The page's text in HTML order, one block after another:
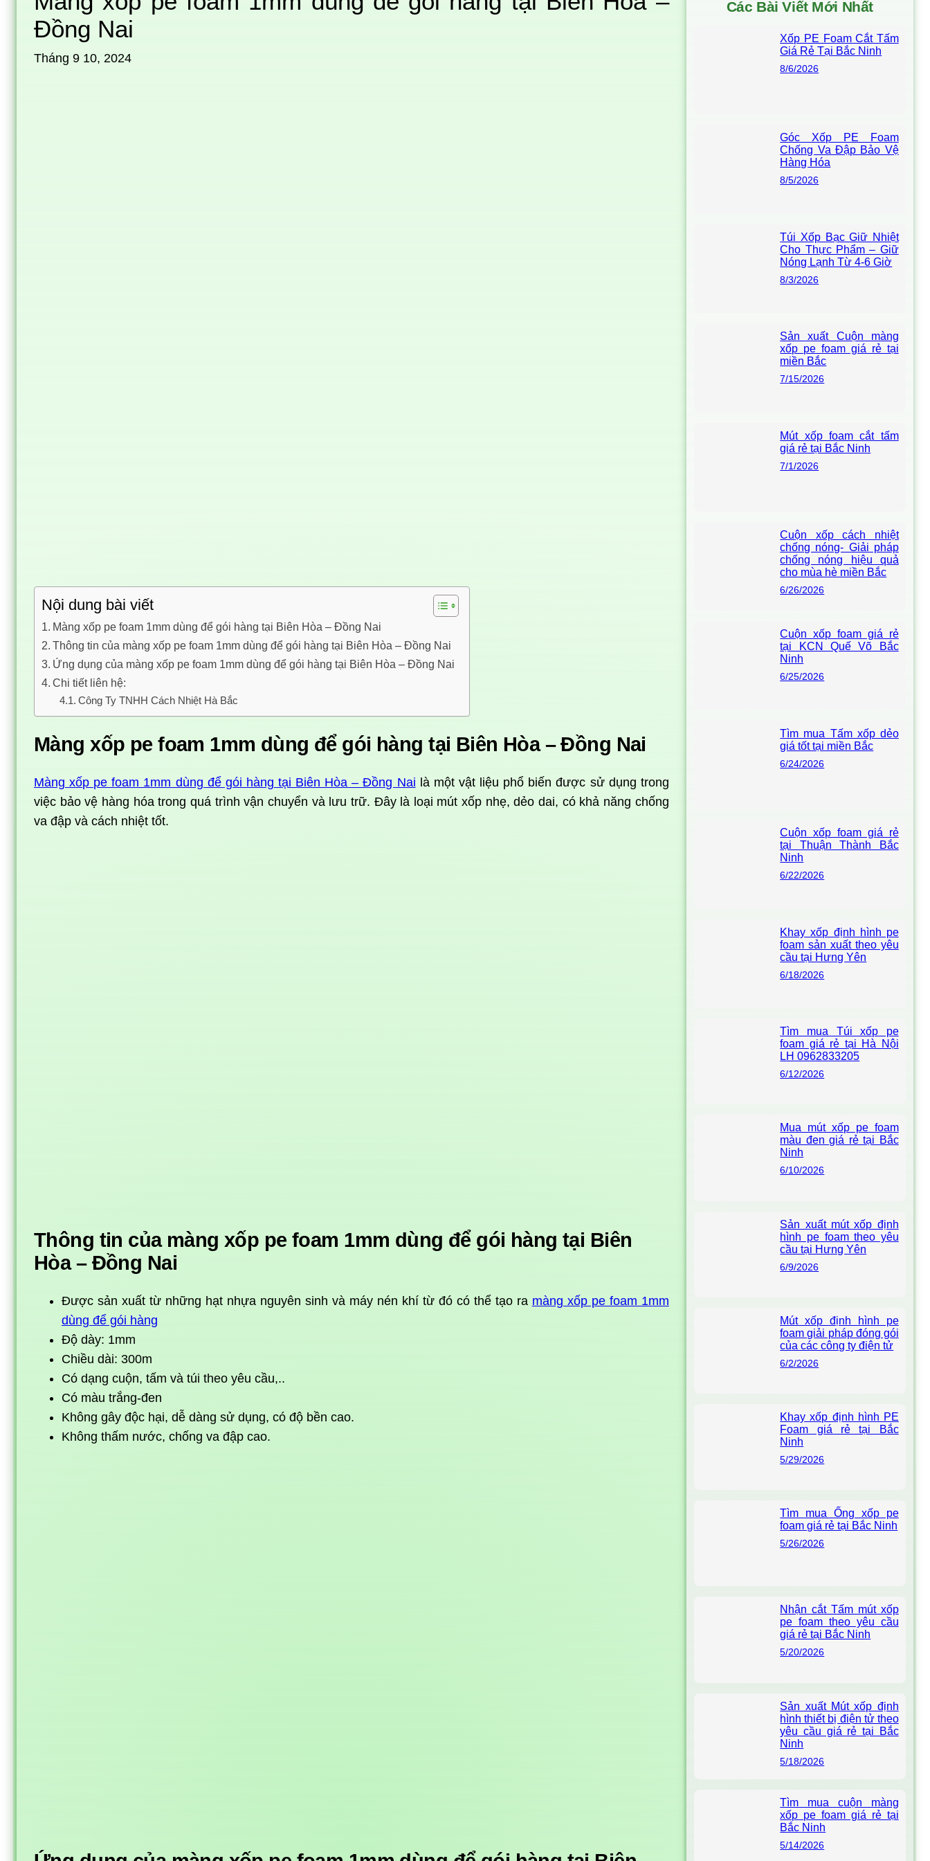
Đồng Nai
Tháng 9 10, 2024
Nội dung bài viết
Màng xốp pe foam 1mm dùng để gói hàng tại Biên Hòa – Đồng Nai
Thông tin của màng xốp pe foam 1mm dùng để gói hàng tại Biên Hòa – Đồng Nai
Ứng dụng của màng xốp pe foam 1mm dùng để gói hàng tại Biên Hòa – Đồng Nai
Chi tiết liên hệ:
Công Ty TNHH Cách Nhiệt Hà Bắc
Màng xốp pe foam 1mm dùng để gói hàng tại Biên Hòa – Đồng Nai
Màng xốp pe foam 1mm dùng để gói hàng tại Biên Hòa – Đồng Nai là một vật liệu phổ biến được sử dụng trong
việc bảo vệ hàng hóa trong quá trình vận chuyển và lưu trữ. Đây là loại mút xốp nhẹ, dẻo dai, có khả năng chống
va đập và cách nhiệt tốt.
Thông tin của màng xốp pe foam 1mm dùng để gói hàng tại Biên
Hòa – Đồng Nai
Được sản xuất từ những hạt nhựa nguyên sinh và máy nén khí từ đó có thể tạo ra màng xốp pe foam 1mm
dùng để gói hàng
Độ dày: 1mm
Chiều dài: 300m
Có dạng cuộn, tấm và túi theo yêu cầu,..
Có màu trắng-đen
Không gây độc hại, dễ dàng sử dụng, có độ bền cao.
Không thấm nước, chống va đập cao.
Các Bài Viết Mới Nhất
Xốp PE Foam Cắt Tấm
Giá Rẻ Tại Bắc Ninh
8/6/2026
Góc Xốp PE Foam
Chống Va Đập Bảo Vệ
Hàng Hóa
8/5/2026
Túi Xốp Bạc Giữ Nhiệt
Cho Thực Phẩm – Giữ
Nóng Lạnh Từ 4-6 Giờ
8/3/2026
Sản xuất Cuộn màng
xốp pe foam giá rẻ tại
miền Bắc
7/15/2026
Mút xốp foam cắt tấm
giá rẻ tại Bắc Ninh
7/1/2026
Cuộn xốp cách nhiệt
chống nóng- Giải pháp
chống nóng hiệu quả
cho mùa hè miền Bắc
6/26/2026
Cuộn xốp foam giá rẻ
tại KCN Quế Võ Bắc
Ninh
6/25/2026
Tìm mua Tấm xốp dẻo
giá tốt tại miền Bắc
6/24/2026
Cuộn xốp foam giá rẻ
tại Thuận Thành Bắc
Ninh
6/22/2026
Khay xốp định hình pe
foam sản xuất theo yêu
cầu tại Hưng Yên
6/18/2026
Tìm mua Túi xốp pe
foam giá rẻ tại Hà Nội
LH 0962833205
6/12/2026
Mua mút xốp pe foam
màu đen giá rẻ tại Bắc
Ninh
6/10/2026
Sản xuất mút xốp định
hình pe foam theo yêu
cầu tại Hưng Yên
6/9/2026
Mút xốp định hình pe
foam giải pháp đóng gói
của các công ty điện tử
6/2/2026
Khay xốp định hình PE
Foam giá rẻ tại Bắc
Ninh
5/29/2026
Tìm mua Ống xốp pe
foam giá rẻ tại Bắc Ninh
5/26/2026
Nhận cắt Tấm mút xốp
pe foam theo yêu cầu
giá rẻ tại Bắc Ninh
5/20/2026
Sản xuất Mút xốp định
hình thiết bị điện tử theo
yêu cầu giá rẻ tại Bắc
Ninh
5/18/2026
Tìm mua cuộn màng
xốp pe foam giá rẻ tại
Bắc Ninh
5/14/2026